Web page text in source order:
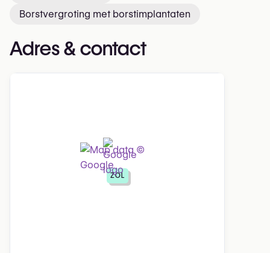
Borstvergroting met borstimplantaten
Adres & contact
ZOL